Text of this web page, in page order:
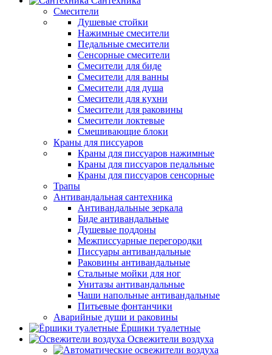
Смесители
Душевые стойки
Нажимные смесители
Педальные смесители
Сенсорные смесители
Смесители для биде
Смесители для ванны
Смесители для душа
Смесители для кухни
Смесители для раковины
Смесители локтевые
Смешивающие блоки
Краны для писсуаров
Краны для писсуаров нажимные
Краны для писсуаров педальные
Краны для писсуаров сенсорные
Трапы
Антивандальная сантехника
Антивандальные зеркала
Биде антивандальные
Душевые поддоны
Межписсуарные перегородки
Писсуары антивандальные
Раковины антивандальные
Стальные мойки для ног
Унитазы антивандальные
Чаши напольные антивандальные
Питьевые фонтанчики
Аварийные души и раковины
Ёршики туалетные
Освежители воздуха